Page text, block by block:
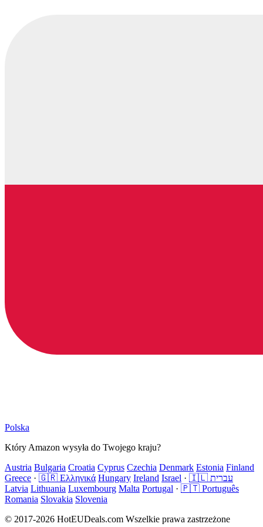
Polska
Który Amazon wysyła do Twojego kraju?
Austria Bulgaria Croatia Cyprus Czechia Denmark Estonia Finland
Greece · 🇬🇷 Ελληνικά Hungary Ireland Israel ·
🇮🇱 עברית
Latvia Lithuania Luxembourg Malta Portugal · 🇵🇹 Português
Romania Slovakia Slovenia
© 2017-2026 HotEUDeals.com Wszelkie prawa zastrzeżone